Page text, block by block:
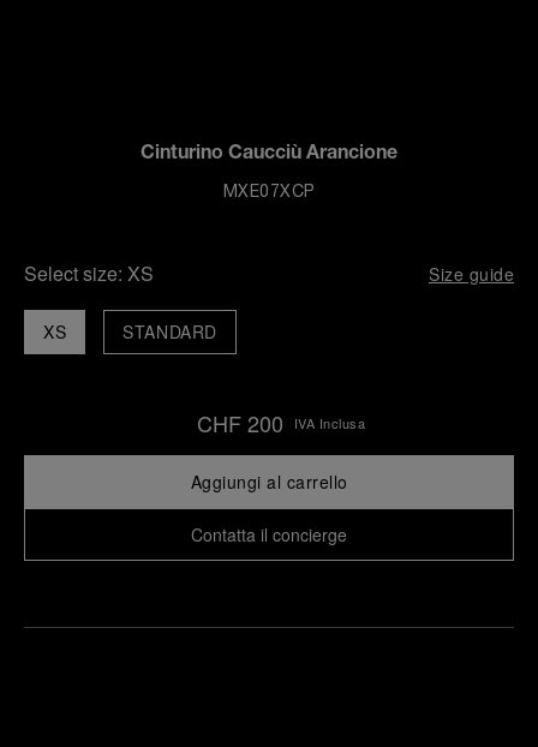
Cinturino Caucciù Arancione
MXE07XCP
Select size: XS Size guide
XS STANDARD
CHF 200 IVA Inclusa
Aggiungi al carrello
Contatta il concierge